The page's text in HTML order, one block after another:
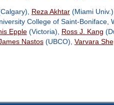
Reza Akhtar(Miami
College of Saint-Boniface,
Epple(Victoria), Ross J. Kang
Nastos(UBCO), Varvara